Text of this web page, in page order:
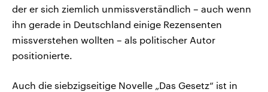
der er sich ziemlich unmissverständlich – auch wenn
ihn gerade in Deutschland einige Rezensenten
missverstehen wollten – als politischer Autor
positionierte.
Auch die siebzigseitige Novelle „Das Gesetz“ ist in